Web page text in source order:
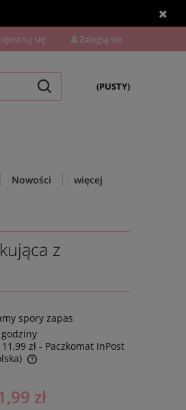
się Zaloguj się
(PUSTY)
Nowości więcej
z
spory zapas
godziny
zł - Paczkomat InPost
zł